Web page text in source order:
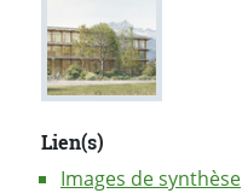
Lien(s)
Images de synthèse